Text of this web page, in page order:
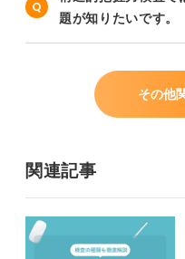
題が知りたいです。
その他
関連記事